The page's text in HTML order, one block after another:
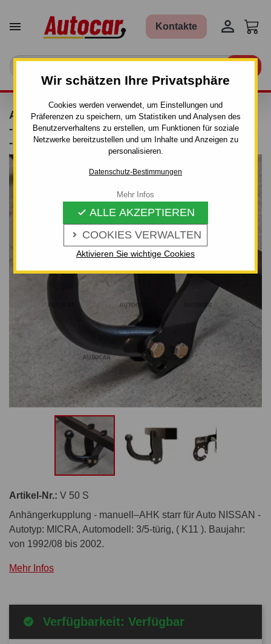
Wir schätzen Ihre Privatsphäre
Cookies werden verwendet, um Einstellungen und
Präferenzen zu speichern, um Statistiken und Analysen des
Benutzerverhaltens zu erstellen, um Funktionen für soziale
Netzwerke bereitzustellen und um Inhalte und Anzeigen zu
personalisieren.
Datenschutz-Bestimmungen
 COOKIES VERWALTEN
 ALLE AKZEPTIEREN
Aktivieren Sie wichtige Cookies
Mehr Infos
 Kontakte 
ANHÄNGERKUPPLUNG FÜR NISSAN MICRA
- 3/5-TÜRIG., ( K11 ) - MANUALL–AHK STARR
- VON 1992/08 BIS 2002
Artikel-Nr.: V 50 S
Anhängerkupplung - manuell–AHK starr für Auto NISSAN -
Autotyp: MICRA, Automodell: 3/5-türig, ( K11 ). Baujahr:
von 1992/08 bis 2002.
Mehr Infos
Verfügbarkeit: Verfügbar